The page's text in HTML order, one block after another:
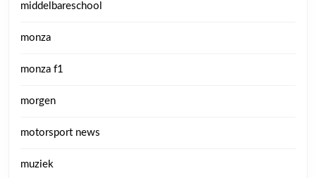
middelbareschool
monza
monza f1
morgen
motorsport news
muziek